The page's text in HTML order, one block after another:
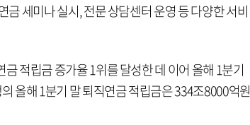
세미나 실시, 전문 상담센터 운영 등 다양한 서비
적립금 증가율 1위를 달성한 데 이어 올해 1분기
올해 1분기 말 퇴직연금 적립금은 334조8000억원